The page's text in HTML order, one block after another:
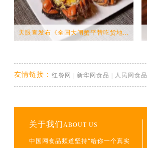
天眼查发布《全国大闸蟹平替吃货地...
友情链接： 红餐网 新华网食品 人民网食品
关于我们ABOUT US
中国网食品频道坚持“给你一个真实